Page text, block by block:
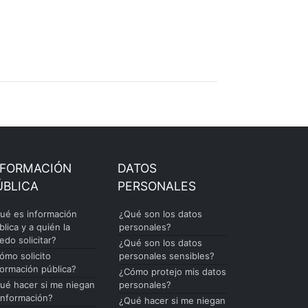
es información
y a quién la
solicitar?
solicito
pública?
hacer si me niegan
DATOS
PERSONALES
¿Qué son los datos
personales?
¿Qué son los datos
personales sensibles?
¿Cómo protejo mis datos
personales?
¿Qué hacer si me niegan